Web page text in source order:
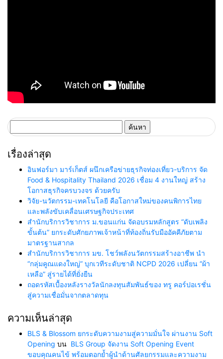
สำหรับ:
เรื่องล่าสุด
อินฟอร์มา มาร์เก็ตส์ ผนึกเครือข่ายธุรกิจท่องเที่ยว-บริการ จัด
Food & Hospitality Thailand 2026 เชื่อม 4 งานใหญ่ สร้าง
โอกาสธุรกิจครบวงจร ด้วยครับ
วิจัย-นวัตกรรม-เทคโนโลยี คือโอกาสใหม่ของคนพิการไทย
และพลังขับเคลื่อนเศรษฐกิจประเทศ
สำนักบริการวิชาการ ม.ขอนแก่น จัดอบรมหลักสูตร “ดับเพลิง
ขั้นต้น” ยกระดับศักยภาพเจ้าหน้าที่ท้องถิ่นรับมืออัคคีภัยตาม
มาตรฐานสากล
สำนักบริการวิชาการ มข. โชว์พลังนวัตกรรมสร้างอาชีพ นำ
“กลุ่มคูณแดงใหญ่” บุกเวทีระดับชาติ NCPD 2026 เปลี่ยน “ผ้า
เหลือ” สู่รายได้ที่ยั่งยืน
ถอดรหัสเบื้องหลังรางวัลนักลงทุนสัมพันธ์ของ ทรู คอร์ปอเรชั่น
สู่ความเชื่อมั่นจากตลาดทุน
ความเห็นล่าสุด
BLS & Blossom ยกระดับความงามสู่ความมั่นใจ ผ่านงาน Soft
Opening บน BLS Group จัดงาน Soft Opening Event
ขอบคุณคนไข้ พร้อมตอกย้ำผู้นำด้านศัลยกรรมและความงาม